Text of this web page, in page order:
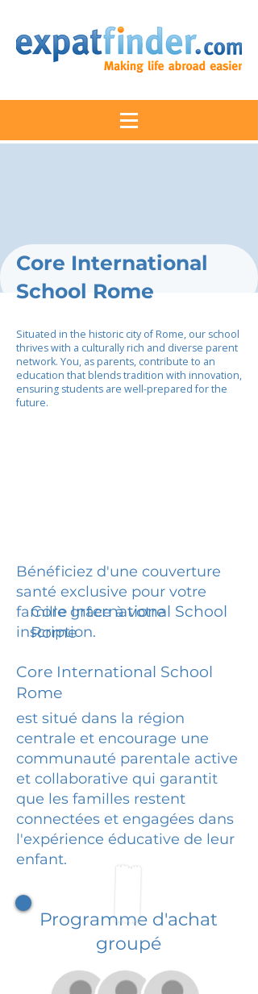
Core International
School Rome
Situated in the historic city of Rome, our school
thrives with a culturally rich and diverse parent
network. You, as parents, contribute to an
education that blends tradition with innovation,
ensuring students are well-prepared for the
future.
Bénéficiez d'une couverture
santé exclusive pour votre
famille grâce à votre
inscription.
Core International School
Rome
Core International School
Rome
est situé dans la région
centrale et encourage une
communauté parentale active
et collaborative qui garantit
que les familles restent
connectées et engagées dans
l'expérience éducative de leur
enfant.
Programme d'achat
groupé